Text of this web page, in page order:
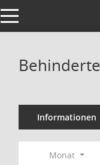
Toggle navigation
Informationen
Monat